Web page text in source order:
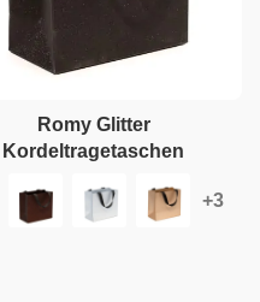
Romy Glitter
Kordeltragetaschen